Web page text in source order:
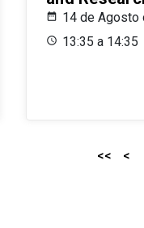
14 de Agosto
13:35 a 14:35
<< <